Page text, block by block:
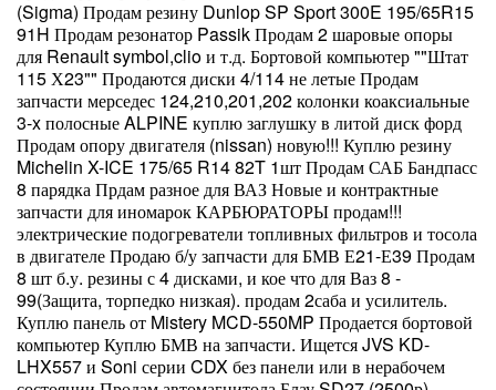
(Sigma) Продам резину Dunlop SP Sport 300E 195/65R15
91H Продам резонатор Passik Продам 2 шаровые опоры
для Renault symbol,clio и т.д. Бортовой компьютер ""Штат
115 Х23"" Продаются диски 4/114 не летые Продам
запчасти мерседес 124,210,201,202 колонки коаксиальные
3-x полосные ALPINE куплю заглушку в литой диск форд
Продам опору двигателя (nissan) новую!!! Куплю резину
Michelin X-ICE 175/65 R14 82T 1шт Продам САБ Бандпасс
8 парядка Прдам разное для ВАЗ Новые и контрактные
запчасти для иномарок КАРБЮРАТОРЫ продам!!!
электрические подогреватели топливных фильтров и тосола
в двигателе Продаю б/у запчасти для БМВ Е21-Е39 Продам
8 шт б.у. резины с 4 дисками, и кое что для Ваз 8 -
99(Защита, торпедко низкая). продам 2саба и усилитель.
Куплю панель от Mistery MCD-550MP Продается бортовой
компьютер Куплю БМВ на запчасти. Ищется JVS KD-
LHX557 и Soni серии CDX без панели или в нерабочем